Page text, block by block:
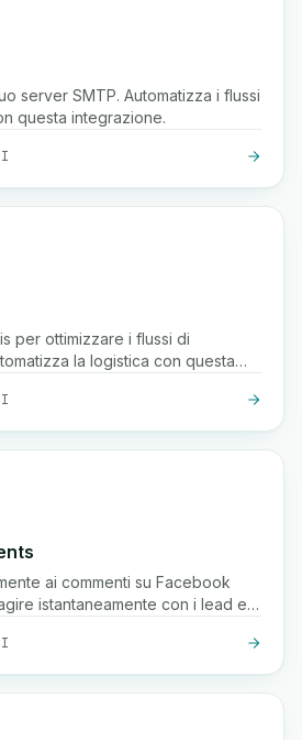
server SMTP. Automatizza i flussi
questa integrazione.
per ottimizzare i flussi di
la logistica con questa
ai commenti su Facebook
istantaneamente con i lead e